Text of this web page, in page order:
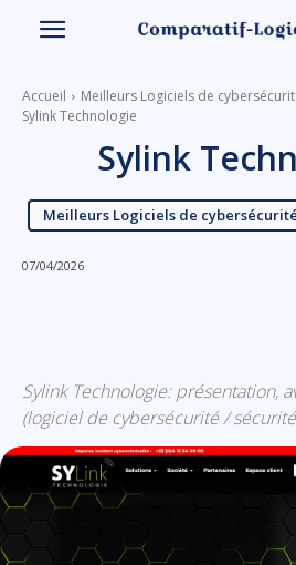
Accueil
Meilleurs Logiciels de
Sylink Technologie
Sylink
Meilleurs Logiciels de
07/04/2026
Sylink Technologie: présentation,
(logiciel de cybersécurité /